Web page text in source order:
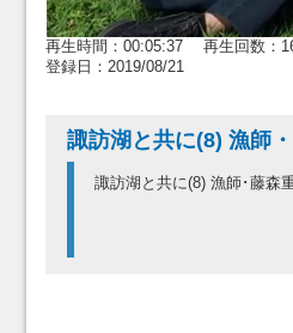
再生時間：00:05:37 再生回数：
登録日：2019/08/21
諏訪湖と共に(8) 漁師
諏訪湖と共に(8) 漁師･藤森